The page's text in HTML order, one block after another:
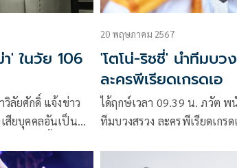
' ในวัย 106
ลัยศักดิ์ แจ้งข่าว
สียบุคคลอันเป็น
ละครอบครัวกัน
20 พฤษภาคม 2567
'โตโน่-ริชชี่' นำทีมบว
ละครพีเรียดเกรดเอ
ได้ฤกษ์เวลา 09.39 น. ภวัต พ
ทีมบวงสรวง ละครพีเรียดเกรดเอ ก